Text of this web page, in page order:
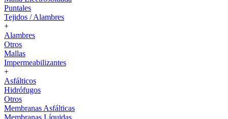
Puntales
Tejidos / Alambres
+
Alambres
Otros
Mallas
Impermeabilizantes
+
Asfálticos
Hidrófugos
Otros
Membranas Asfálticas
Membranas Líquidas